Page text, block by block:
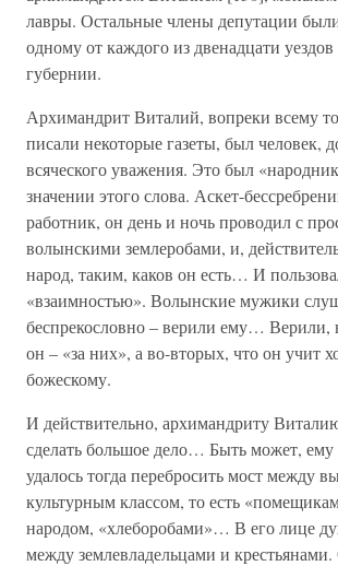
лавры. Остальные члены депутации
одному от каждого из двенадцати
губернии.
Архимандрит Виталий, вопреки всему
писали некоторые газеты, был человек,
всяческого уважения. Это был
значении этого слова. Аскет-
работник, он день и ночь проводил с
волынскими землеробами, и,
народ, таким, каков он есть… И
«взаимностью». Волынские мужики
беспрекословно – верили ему… Верили,
он – «за них», а во-вторых, что он учит
божескому.
И действительно, архимандриту
сделать большое дело… Быть может,
удалось тогда перебросить мост между
культурным классом, то есть
народом, «хлеборобами»… В его лице
между землевладельцами и